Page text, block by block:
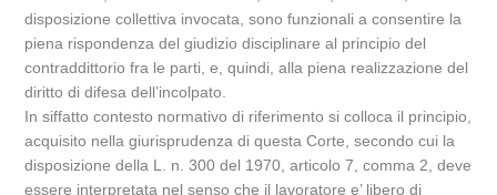
disposizione collettiva invocata, sono funzionali a consentire la
piena rispondenza del giudizio disciplinare al principio del
contraddittorio fra le parti, e, quindi, alla piena realizzazione del
diritto di difesa dell’incolpato.
In siffatto contesto normativo di riferimento si colloca il principio,
acquisito nella giurisprudenza di questa Corte, secondo cui la
disposizione della L. n. 300 del 1970, articolo 7, comma 2, deve
essere interpretata nel senso che il lavoratore e’ libero di